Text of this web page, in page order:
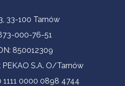
33-100 Tarnów
000-76-51
850012309
PEKAO S.A. O/Tarnów
1111 0000 0898 4744